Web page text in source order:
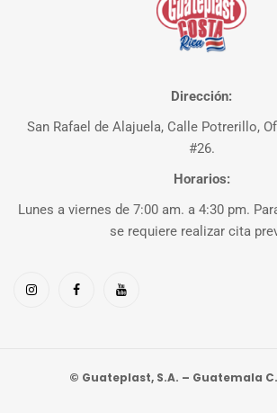
Dirección:
San Rafael de Alajuela, Calle Potrerillo,
#26.
Horarios:
Lunes a viernes de 7:00 am. a 4:30 pm.
se requiere realizar cita
© Guateplast, S.A. – Guatemala